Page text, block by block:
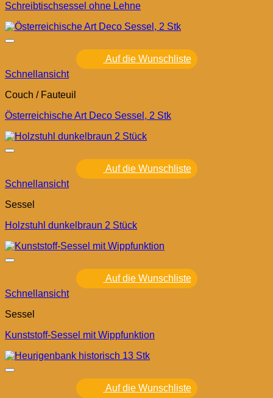
Schreibtischsessel ohne Lehne
Auf die Wunschliste
Schnellansicht
Couch / Fauteuil
Österreichische Art Deco Sessel, 2 Stk
Auf die Wunschliste
Schnellansicht
Sessel
Holzstuhl dunkelbraun 2 Stück
Auf die Wunschliste
Schnellansicht
Sessel
Kunststoff-Sessel mit Wippfunktion
Auf die Wunschliste